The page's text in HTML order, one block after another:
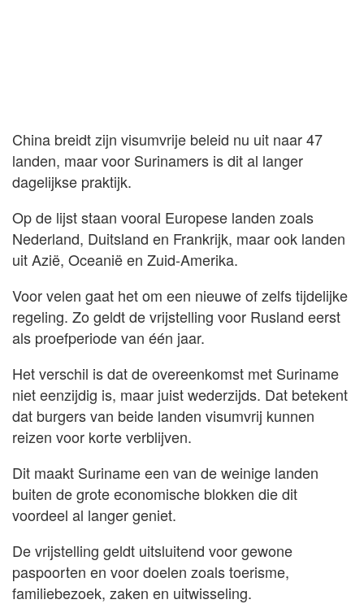
China breidt zijn visumvrije beleid nu uit naar 47
landen, maar voor Surinamers is dit al langer
dagelijkse praktijk.
Op de lijst staan vooral Europese landen zoals
Nederland, Duitsland en Frankrijk, maar ook landen
uit Azië, Oceanië en Zuid-Amerika.
Voor velen gaat het om een nieuwe of zelfs tijdelijke
regeling. Zo geldt de vrijstelling voor Rusland eerst
als proefperiode van één jaar.
Het verschil is dat de overeenkomst met Suriname
niet eenzijdig is, maar juist wederzijds. Dat betekent
dat burgers van beide landen visumvrij kunnen
reizen voor korte verblijven.
Dit maakt Suriname een van de weinige landen
buiten de grote economische blokken die dit
voordeel al langer geniet.
De vrijstelling geldt uitsluitend voor gewone
paspoorten en voor doelen zoals toerisme,
familiebezoek, zaken en uitwisseling.